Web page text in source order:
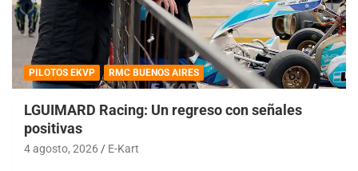
PILOTOS EKVP RMC BUENOS AIRES
LGUIMARD Racing: Un regreso con señales
positivas
4 agosto, 2026 E-Kart